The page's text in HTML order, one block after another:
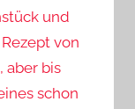
und
von
aber bis
schon